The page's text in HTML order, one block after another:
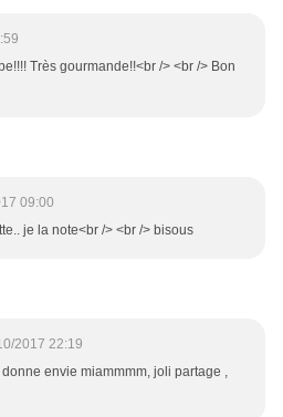
Très gourmande!!<br /> <br /> Bon
09:00
je la note<br /> <br /> bisous
2017 22:19
envie miammmm, joli partage ,